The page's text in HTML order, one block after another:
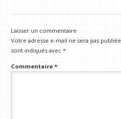
Laisser un commentaire
Votre adresse e-mail ne sera pas publiée.
sont indiqués avec*
Commentaire*